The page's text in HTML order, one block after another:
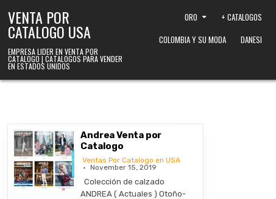
VENTA POR
CATALOGO USA
EMPRESA LIDER EN VENTA POR
CATALOGO | CATALOGOS PARA VENDER
EN ESTADOS UNIDOS
ORO + CATALOGOS
COLOMBIA Y SU MODA
DANESI
Andrea Venta por
Catalogo
Ventas Por Catalogo en USA
November 15, 2019
Colección de calzado
ANDREA ( Actuales ) Otoño-